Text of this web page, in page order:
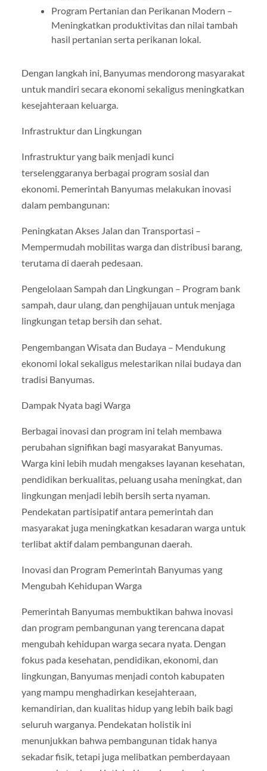
Program Pertanian dan Perikanan Modern –
Meningkatkan produktivitas dan nilai tambah
hasil pertanian serta perikanan lokal.
Dengan langkah ini, Banyumas mendorong masyarakat
untuk mandiri secara ekonomi sekaligus meningkatkan
kesejahteraan keluarga.
Infrastruktur dan Lingkungan
Infrastruktur yang baik menjadi kunci
terselenggaranya berbagai program sosial dan
ekonomi. Pemerintah Banyumas melakukan inovasi
dalam pembangunan:
Peningkatan Akses Jalan dan Transportasi –
Mempermudah mobilitas warga dan distribusi barang,
terutama di daerah pedesaan.
Pengelolaan Sampah dan Lingkungan – Program bank
sampah, daur ulang, dan penghijauan untuk menjaga
lingkungan tetap bersih dan sehat.
Pengembangan Wisata dan Budaya – Mendukung
ekonomi lokal sekaligus melestarikan nilai budaya dan
tradisi Banyumas.
Dampak Nyata bagi Warga
Berbagai inovasi dan program ini telah membawa
perubahan signifikan bagi masyarakat Banyumas.
Warga kini lebih mudah mengakses layanan kesehatan,
pendidikan berkualitas, peluang usaha meningkat, dan
lingkungan menjadi lebih bersih serta nyaman.
Pendekatan partisipatif antara pemerintah dan
masyarakat juga meningkatkan kesadaran warga untuk
terlibat aktif dalam pembangunan daerah.
Inovasi dan Program Pemerintah Banyumas yang
Mengubah Kehidupan Warga
Pemerintah Banyumas membuktikan bahwa inovasi
dan program pembangunan yang terencana dapat
mengubah kehidupan warga secara nyata. Dengan
fokus pada kesehatan, pendidikan, ekonomi, dan
lingkungan, Banyumas menjadi contoh kabupaten
yang mampu menghadirkan kesejahteraan,
kemandirian, dan kualitas hidup yang lebih baik bagi
seluruh warganya. Pendekatan holistik ini
menunjukkan bahwa pembangunan tidak hanya
sekadar fisik, tetapi juga melibatkan pemberdayaan